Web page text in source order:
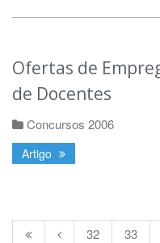
Ofertas de
de Docentes
Concursos 2006
Artigo
32 33